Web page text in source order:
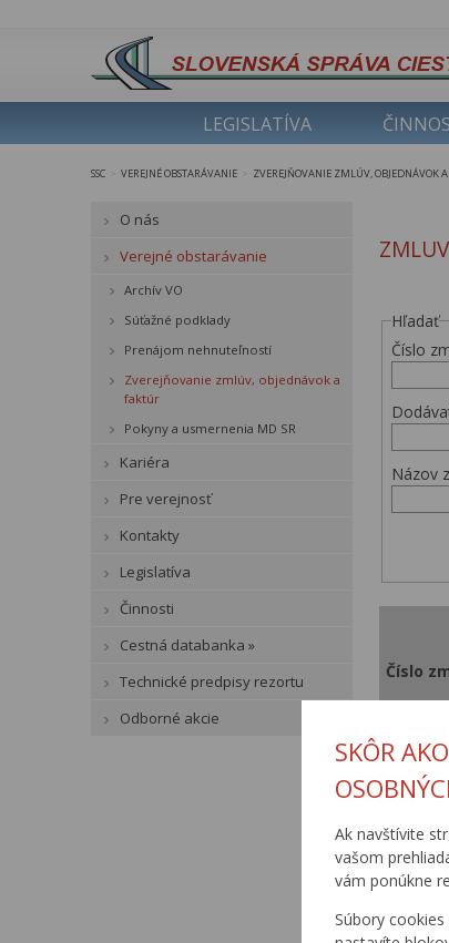
SKÔR
Ak navštívite
vašom
vám ponúkne
Súbory
LEGISLATÍVA
SSC VEREJNÉ OBSTARÁVANIE ZVEREJŇOVANIE ZMLÚV, OBJEDNÁVOK
Hľadať
Číslo
Názov
Číslo
200/01/
O nás
Verejné obstarávanie
Archív VO
Súťažné podklady
Prenájom nehnuteľností
Zverejňovanie zmlúv, objednávok a
faktúr
Pokyny a usmernenia MD SR
Kariéra
Pre verejnosť
Kontakty
Legislatíva
Činnosti
Cestná databanka »
Technické predpisy rezortu
Odborné akcie